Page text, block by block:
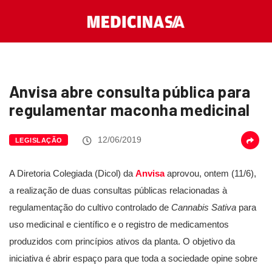
Anvisa abre consulta pública para
regulamentar maconha medicinal
LEGISLAÇÃO 12/06/2019
A Diretoria Colegiada (Dicol) da Anvisaaprovou, ontem (11/6),
a realização de duas consultas públicas relacionadas à
regulamentação do cultivo controlado de Cannabis Sativa para
uso medicinal e científico e o registro de medicamentos
produzidos com princípios ativos da planta. O objetivo da
iniciativa é abrir espaço para que toda a sociedade opine sobre